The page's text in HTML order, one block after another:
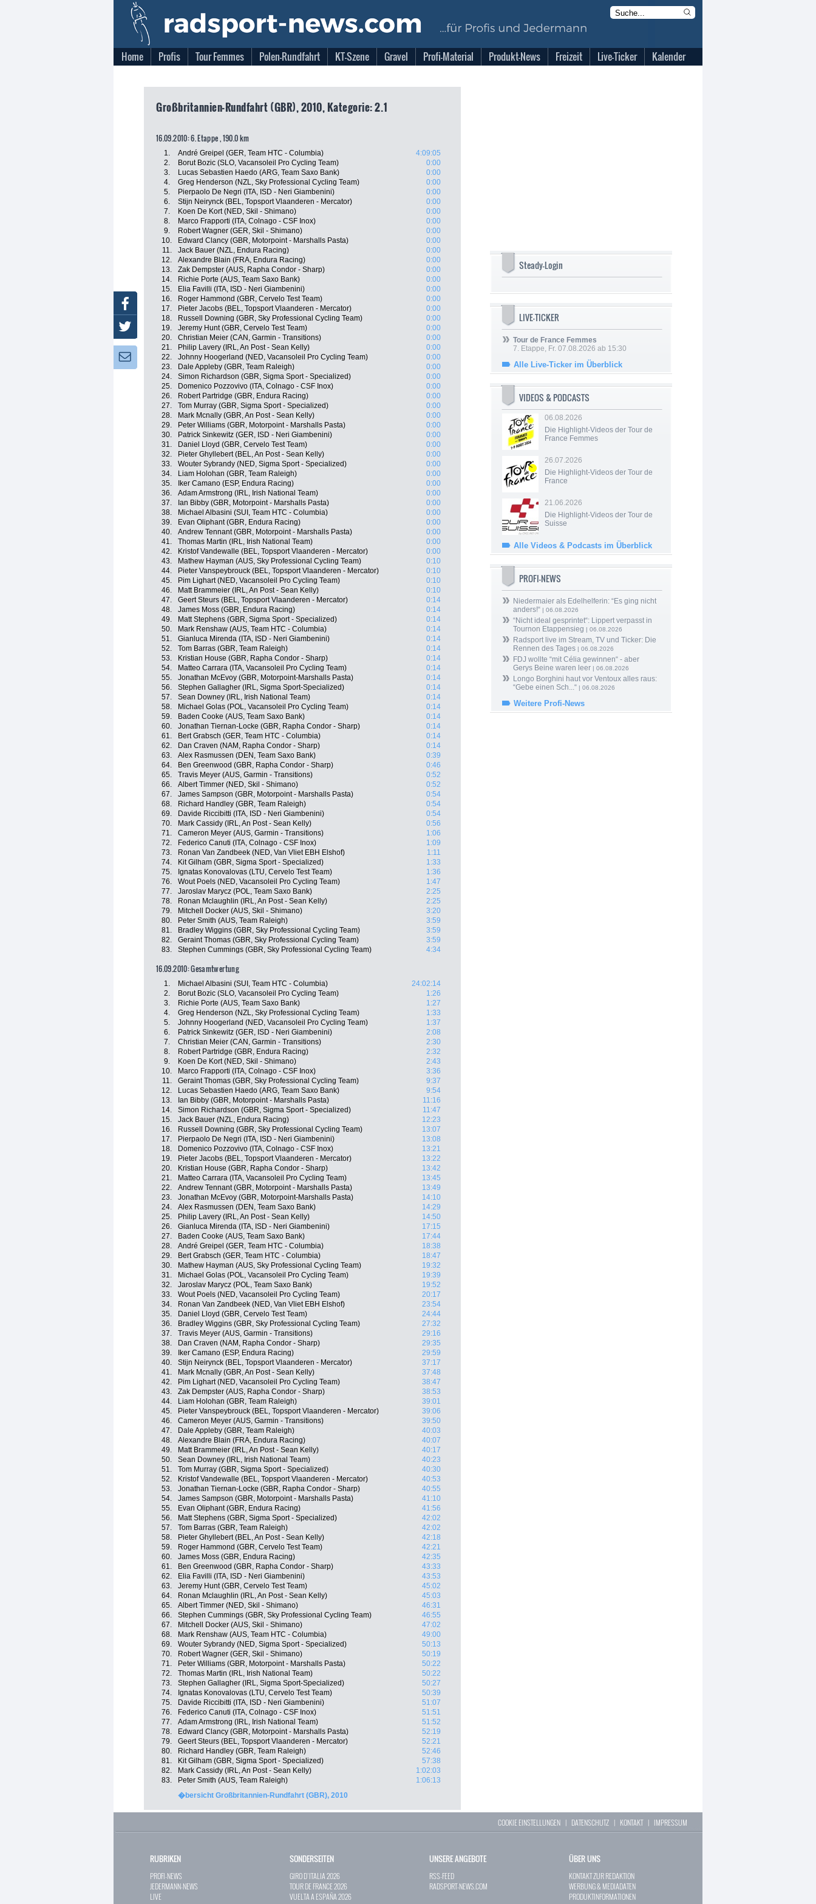
Home Profis Tour Femmes Polen-Rundfahrt KT-Szene Gravel Profi-Material Produkt-News Freizeit Live-Ticker Kalender
Großbritannien-Rundfahrt (GBR), 2010, Kategorie: 2.1
16.09.2010: 6. Etappe , 190.0 km
1. André Greipel (GER, Team HTC - Columbia)
4:09:05
2.
Borut Bozic (SLO, Vacansoleil Pro Cycling Team)
0:00
3.
Lucas Sebastien Haedo (ARG, Team Saxo Bank)
0:00
4.
Greg Henderson (NZL, Sky Professional Cycling Team)
0:00
5.
Pierpaolo De Negri (ITA, ISD - Neri Giambenini)
0:00
6.
Stijn Neirynck (BEL, Topsport Vlaanderen - Mercator)
0:00
7.
Koen De Kort (NED, Skil - Shimano)
0:00
8.
Marco Frapporti (ITA, Colnago - CSF Inox)
0:00
9.
Robert Wagner (GER, Skil - Shimano)
0:00
10.
Edward Clancy (GBR, Motorpoint - Marshalls Pasta)
0:00
11.
Jack Bauer (NZL, Endura Racing)
0:00
12.
Alexandre Blain (FRA, Endura Racing)
0:00
13.
Zak Dempster (AUS, Rapha Condor - Sharp)
0:00
14.
Richie Porte (AUS, Team Saxo Bank)
0:00
15.
Elia Favilli (ITA, ISD - Neri Giambenini)
0:00
16.
Roger Hammond (GBR, Cervelo Test Team)
0:00
17.
Pieter Jacobs (BEL, Topsport Vlaanderen - Mercator)
0:00
18.
Russell Downing (GBR, Sky Professional Cycling Team)
0:00
19.
Jeremy Hunt (GBR, Cervelo Test Team)
0:00
20.
Christian Meier (CAN, Garmin - Transitions)
0:00
21.
Philip Lavery (IRL, An Post - Sean Kelly)
0:00
22.
Johnny Hoogerland (NED, Vacansoleil Pro Cycling Team)
0:00
23.
Dale Appleby (GBR, Team Raleigh)
0:00
24.
Simon Richardson (GBR, Sigma Sport - Specialized)
0:00
25.
Domenico Pozzovivo (ITA, Colnago - CSF Inox)
0:00
26.
Robert Partridge (GBR, Endura Racing)
0:00
27.
Tom Murray (GBR, Sigma Sport - Specialized)
0:00
28.
Mark Mcnally (GBR, An Post - Sean Kelly)
0:00
29.
Peter Williams (GBR, Motorpoint - Marshalls Pasta)
0:00
30.
Patrick Sinkewitz (GER, ISD - Neri Giambenini)
0:00
31.
Daniel Lloyd (GBR, Cervelo Test Team)
0:00
32.
Pieter Ghyllebert (BEL, An Post - Sean Kelly)
0:00
33.
Wouter Sybrandy (NED, Sigma Sport - Specialized)
0:00
34.
Liam Holohan (GBR, Team Raleigh)
0:00
35.
Iker Camano (ESP, Endura Racing)
0:00
36.
Adam Armstrong (IRL, Irish National Team)
0:00
37.
Ian Bibby (GBR, Motorpoint - Marshalls Pasta)
0:00
38.
Michael Albasini (SUI, Team HTC - Columbia)
0:00
39.
Evan Oliphant (GBR, Endura Racing)
0:00
40.
Andrew Tennant (GBR, Motorpoint - Marshalls Pasta)
0:00
41.
Thomas Martin (IRL, Irish National Team)
0:00
42.
Kristof Vandewalle (BEL, Topsport Vlaanderen - Mercator)
0:00
43.
Mathew Hayman (AUS, Sky Professional Cycling Team)
0:10
44.
Pieter Vanspeybrouck (BEL, Topsport Vlaanderen - Mercator)
0:10
45.
Pim Lighart (NED, Vacansoleil Pro Cycling Team)
0:10
46.
Matt Brammeier (IRL, An Post - Sean Kelly)
0:10
47.
Geert Steurs (BEL, Topsport Vlaanderen - Mercator)
0:14
48.
James Moss (GBR, Endura Racing)
0:14
49.
Matt Stephens (GBR, Sigma Sport - Specialized)
0:14
50.
Mark Renshaw (AUS, Team HTC - Columbia)
0:14
51.
Gianluca Mirenda (ITA, ISD - Neri Giambenini)
0:14
52.
Tom Barras (GBR, Team Raleigh)
0:14
53.
Kristian House (GBR, Rapha Condor - Sharp)
0:14
54.
Matteo Carrara (ITA, Vacansoleil Pro Cycling Team)
0:14
55.
Jonathan McEvoy (GBR, Motorpoint-Marshalls Pasta)
0:14
56.
Stephen Gallagher (IRL, Sigma Sport-Specialized)
0:14
57.
Sean Downey (IRL, Irish National Team)
0:14
58.
Michael Golas (POL, Vacansoleil Pro Cycling Team)
0:14
59.
Baden Cooke (AUS, Team Saxo Bank)
0:14
60.
Jonathan Tiernan-Locke (GBR, Rapha Condor - Sharp)
0:14
61.
Bert Grabsch (GER, Team HTC - Columbia)
0:14
62.
Dan Craven (NAM, Rapha Condor - Sharp)
0:14
63.
Alex Rasmussen (DEN, Team Saxo Bank)
0:39
64.
Ben Greenwood (GBR, Rapha Condor - Sharp)
0:46
65.
Travis Meyer (AUS, Garmin - Transitions)
0:52
66.
Albert Timmer (NED, Skil - Shimano)
0:52
67.
James Sampson (GBR, Motorpoint - Marshalls Pasta)
0:54
68.
Richard Handley (GBR, Team Raleigh)
0:54
69.
Davide Riccibitti (ITA, ISD - Neri Giambenini)
0:54
70.
Mark Cassidy (IRL, An Post - Sean Kelly)
0:56
71.
Cameron Meyer (AUS, Garmin - Transitions)
1:06
72.
Federico Canuti (ITA, Colnago - CSF Inox)
1:09
73.
Ronan Van Zandbeek (NED, Van Vliet EBH Elshof)
1:11
74.
Kit Gilham (GBR, Sigma Sport - Specialized)
1:33
75.
Ignatas Konovalovas (LTU, Cervelo Test Team)
1:36
76.
Wout Poels (NED, Vacansoleil Pro Cycling Team)
1:47
77.
Jaroslav Marycz (POL, Team Saxo Bank)
2:25
78.
Ronan Mclaughlin (IRL, An Post - Sean Kelly)
2:25
79.
Mitchell Docker (AUS, Skil - Shimano)
3:20
80.
Peter Smith (AUS, Team Raleigh)
3:59
81.
Bradley Wiggins (GBR, Sky Professional Cycling Team)
3:59
82.
Geraint Thomas (GBR, Sky Professional Cycling Team)
3:59
83.
Stephen Cummings (GBR, Sky Professional Cycling Team) 4:34
16.09.2010: Gesamtwertung
1. Michael Albasini (SUI, Team HTC - Columbia)
24:02:14
2.
Borut Bozic (SLO, Vacansoleil Pro Cycling Team)
1:26
3.
Richie Porte (AUS, Team Saxo Bank)
1:27
4.
Greg Henderson (NZL, Sky Professional Cycling Team)
1:33
5.
Johnny Hoogerland (NED, Vacansoleil Pro Cycling Team)
1:37
6.
Patrick Sinkewitz (GER, ISD - Neri Giambenini)
2:08
7.
Christian Meier (CAN, Garmin - Transitions)
2:30
8.
Robert Partridge (GBR, Endura Racing)
2:32
9.
Koen De Kort (NED, Skil - Shimano)
2:43
10.
Marco Frapporti (ITA, Colnago - CSF Inox)
3:36
11.
Geraint Thomas (GBR, Sky Professional Cycling Team)
9:37
12.
Lucas Sebastien Haedo (ARG, Team Saxo Bank)
9:54
13.
Ian Bibby (GBR, Motorpoint - Marshalls Pasta)
11:16
14.
Simon Richardson (GBR, Sigma Sport - Specialized)
11:47
15.
Jack Bauer (NZL, Endura Racing)
12:23
16.
Russell Downing (GBR, Sky Professional Cycling Team)
13:07
17.
Pierpaolo De Negri (ITA, ISD - Neri Giambenini)
13:08
18.
Domenico Pozzovivo (ITA, Colnago - CSF Inox)
13:21
19.
Pieter Jacobs (BEL, Topsport Vlaanderen - Mercator)
13:22
20.
Kristian House (GBR, Rapha Condor - Sharp)
13:42
21.
Matteo Carrara (ITA, Vacansoleil Pro Cycling Team)
13:45
22.
Andrew Tennant (GBR, Motorpoint - Marshalls Pasta)
13:49
23.
Jonathan McEvoy (GBR, Motorpoint-Marshalls Pasta)
14:10
24.
Alex Rasmussen (DEN, Team Saxo Bank)
14:29
25.
Philip Lavery (IRL, An Post - Sean Kelly)
14:50
26.
Gianluca Mirenda (ITA, ISD - Neri Giambenini)
17:15
27.
Baden Cooke (AUS, Team Saxo Bank)
17:44
28.
André Greipel (GER, Team HTC - Columbia)
18:38
29.
Bert Grabsch (GER, Team HTC - Columbia)
18:47
30.
Mathew Hayman (AUS, Sky Professional Cycling Team)
19:32
31.
Michael Golas (POL, Vacansoleil Pro Cycling Team)
19:39
32.
Jaroslav Marycz (POL, Team Saxo Bank)
19:52
33.
Wout Poels (NED, Vacansoleil Pro Cycling Team)
20:17
34.
Ronan Van Zandbeek (NED, Van Vliet EBH Elshof)
23:54
35.
Daniel Lloyd (GBR, Cervelo Test Team)
24:44
36.
Bradley Wiggins (GBR, Sky Professional Cycling Team)
27:32
37.
Travis Meyer (AUS, Garmin - Transitions)
29:16
38.
Dan Craven (NAM, Rapha Condor - Sharp)
29:35
39.
Iker Camano (ESP, Endura Racing)
29:59
40.
Stijn Neirynck (BEL, Topsport Vlaanderen - Mercator)
37:17
41.
Mark Mcnally (GBR, An Post - Sean Kelly)
37:48
42.
Pim Lighart (NED, Vacansoleil Pro Cycling Team)
38:47
43.
Zak Dempster (AUS, Rapha Condor - Sharp)
38:53
44.
Liam Holohan (GBR, Team Raleigh)
39:01
45.
Pieter Vanspeybrouck (BEL, Topsport Vlaanderen - Mercator)
39:06
46.
Cameron Meyer (AUS, Garmin - Transitions)
39:50
47.
Dale Appleby (GBR, Team Raleigh)
40:03
48.
Alexandre Blain (FRA, Endura Racing)
40:07
49.
Matt Brammeier (IRL, An Post - Sean Kelly)
40:17
50.
Sean Downey (IRL, Irish National Team)
40:23
51.
Tom Murray (GBR, Sigma Sport - Specialized)
40:30
52.
Kristof Vandewalle (BEL, Topsport Vlaanderen - Mercator)
40:53
53.
Jonathan Tiernan-Locke (GBR, Rapha Condor - Sharp)
40:55
54.
James Sampson (GBR, Motorpoint - Marshalls Pasta)
41:10
55.
Evan Oliphant (GBR, Endura Racing)
41:56
56.
Matt Stephens (GBR, Sigma Sport - Specialized)
42:02
57.
Tom Barras (GBR, Team Raleigh)
42:02
58.
Pieter Ghyllebert (BEL, An Post - Sean Kelly)
42:18
59.
Roger Hammond (GBR, Cervelo Test Team)
42:21
60.
James Moss (GBR, Endura Racing)
42:35
61.
Ben Greenwood (GBR, Rapha Condor - Sharp)
43:33
62.
Elia Favilli (ITA, ISD - Neri Giambenini)
43:53
63.
Jeremy Hunt (GBR, Cervelo Test Team)
45:02
64.
Ronan Mclaughlin (IRL, An Post - Sean Kelly)
45:03
65.
Albert Timmer (NED, Skil - Shimano)
46:31
66.
Stephen Cummings (GBR, Sky Professional Cycling Team)
46:55
67.
Mitchell Docker (AUS, Skil - Shimano)
47:02
68.
Mark Renshaw (AUS, Team HTC - Columbia)
49:00
69.
Wouter Sybrandy (NED, Sigma Sport - Specialized)
50:13
70.
Robert Wagner (GER, Skil - Shimano)
50:19
71.
Peter Williams (GBR, Motorpoint - Marshalls Pasta)
50:22
72.
Thomas Martin (IRL, Irish National Team)
50:22
73.
Stephen Gallagher (IRL, Sigma Sport-Specialized)
50:27
74.
Ignatas Konovalovas (LTU, Cervelo Test Team)
50:39
75.
Davide Riccibitti (ITA, ISD - Neri Giambenini)
51:07
76.
Federico Canuti (ITA, Colnago - CSF Inox)
51:51
77.
Adam Armstrong (IRL, Irish National Team)
51:52
78.
Edward Clancy (GBR, Motorpoint - Marshalls Pasta)
52:19
79.
Geert Steurs (BEL, Topsport Vlaanderen - Mercator)
52:21
80.
Richard Handley (GBR, Team Raleigh)
52:46
81.
Kit Gilham (GBR, Sigma Sport - Specialized)
57:38
82.
Mark Cassidy (IRL, An Post - Sean Kelly)
1:02:03
83.
Peter Smith (AUS, Team Raleigh)
1:06:13
�bersicht Großbritannien-Rundfahrt (GBR), 2010
Steady-Login
LIVE-TICKER
Tour de France Femmes
7. Etappe, Fr. 07.08.2026 ab 15:30
Alle Live-Ticker im Überblick
VIDEOS & PODCASTS
06.08.2026
Die Highlight-Videos der Tour de
France Femmes
26.07.2026
Die Highlight-Videos der Tour de
France
21.06.2026
Die Highlight-Videos der Tour de
Suisse
Alle Videos & Podcasts im Überblick
PROFI-NEWS
Niedermaier als Edelhelferin: “Es ging nicht
anders!“ | 06.08.2026
“Nicht ideal gesprintet“: Lippert verpasst in
Tournon Etappensieg | 06.08.2026
Radsport live im Stream, TV und Ticker: Die
Rennen des Tages | 06.08.2026
FDJ wollte “mit Célia gewinnen“ - aber
Gerys Beine waren leer | 06.08.2026
Longo Borghini haut vor Ventoux alles raus:
“Gebe einen Sch...“ | 06.08.2026
Weitere Profi-News
Facebook
Twitter
Newsletter:
COOKIE EINSTELLUNGEN | DATENSCHUTZ | KONTAKT| IMPRESSUM
RUBRIKEN
PROFI-NEWS
JEDERMANN-NEWS
LIVE
SONDERSEITEN
GIRO D`ITALIA 2026
TOUR DE FRANCE 2026
VUELTA A ESPAÑA 2026
UNSERE ANGEBOTE
RSS-FEED
RADSPORT-NEWS.COM
ÜBER UNS
KONTAKT ZUR REDAKTION
WERBUNG & MEDIADATEN
PRODUKTINFORMATIONEN